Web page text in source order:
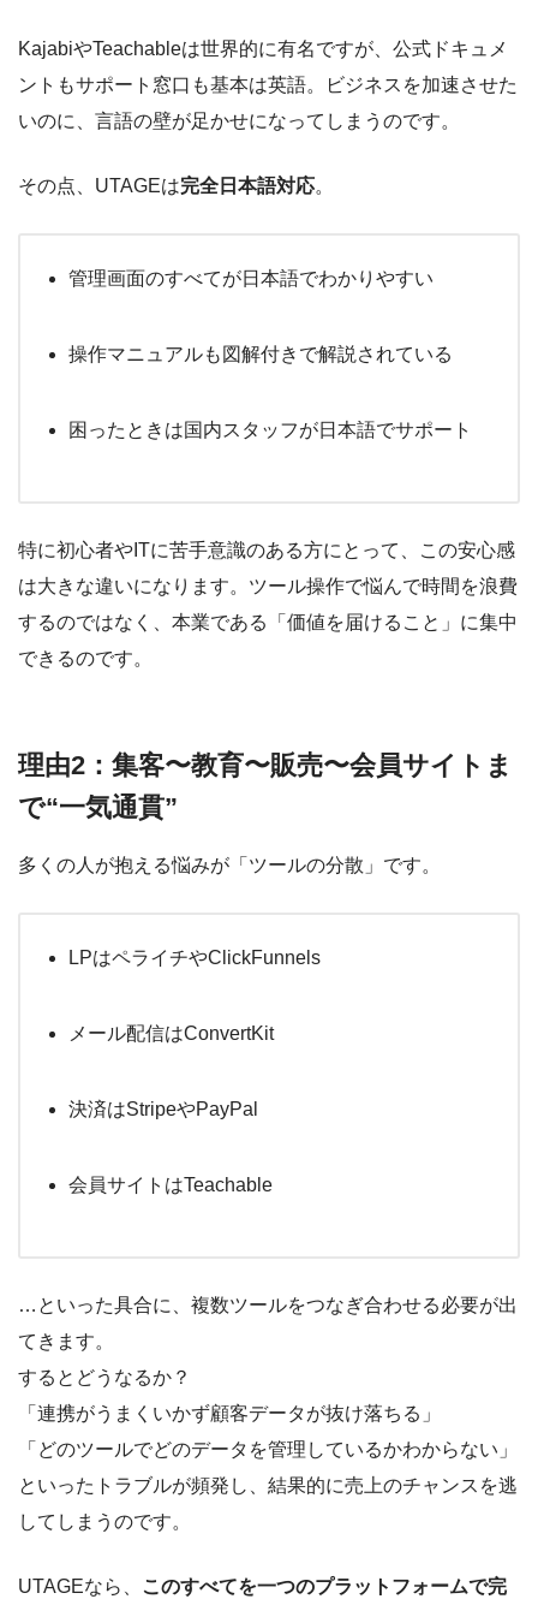
KajabiやTeachableは世界的に有名ですが、公式ドキュメ
ントもサポート窓口も基本は英語。ビジネスを加速させた
いのに、言語の壁が足かせになってしまうのです。
その点、UTAGEは完全日本語対応。
管理画面のすべてが日本語でわかりやすい
操作マニュアルも図解付きで解説されている
困ったときは国内スタッフが日本語でサポート
特に初心者やITに苦手意識のある方にとって、この安心感
は大きな違いになります。ツール操作で悩んで時間を浪費
するのではなく、本業である「価値を届けること」に集中
できるのです。
理由2：集客〜教育〜販売〜会員サイトま
で“一気通貫”
多くの人が抱える悩みが「ツールの分散」です。
LPはペライチやClickFunnels
メール配信はConvertKit
決済はStripeやPayPal
会員サイトはTeachable
…といった具合に、複数ツールをつなぎ合わせる必要が出
てきます。
するとどうなるか？
「連携がうまくいかず顧客データが抜け落ちる」
「どのツールでどのデータを管理しているかわからない」
といったトラブルが頻発し、結果的に売上のチャンスを逃
してしまうのです。
UTAGEなら、
このすべてを一つのプラットフォームで完